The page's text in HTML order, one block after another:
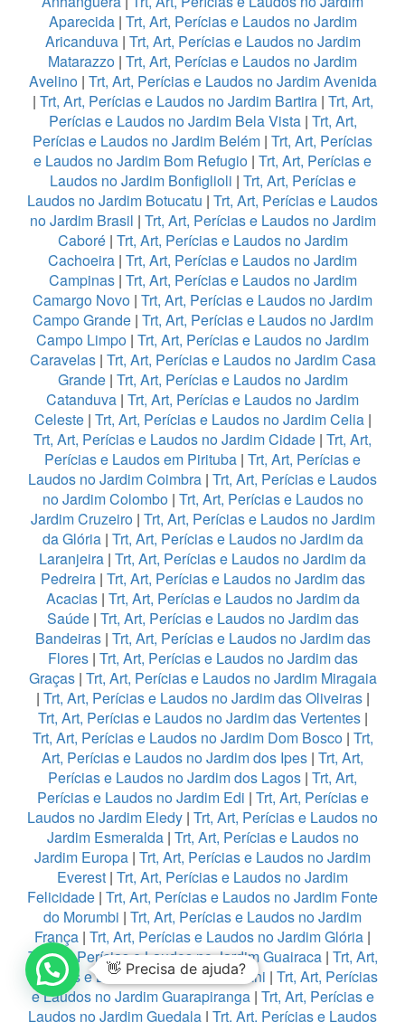
Aparecida| Trt, Art, Perícias e Laudos no Jardim
Aricanduva| Trt, Art, Perícias e Laudos no Jardim
Matarazzo | Trt, Art, Perícias e Laudos no Jardim
Avelino| Trt, Art, Perícias e Laudos no Jardim Avenida
| Trt, Art, Perícias e Laudos no Jardim Bartira| Trt, Art,
Perícias e Laudos no Jardim Bela Vista| Trt, Art,
Perícias e Laudos no Jardim Belém | Trt, Art, Perícias
e Laudos no Jardim Bom Refugio | Trt, Art, Perícias e
Laudos no Jardim Bonfiglioli | Trt, Art, Perícias e
Laudos no Jardim Botucatu | Trt, Art, Perícias e Laudos
no Jardim Brasil | Trt, Art, Perícias e Laudos no Jardim
Caboré| Trt, Art, Perícias e Laudos no Jardim
Cachoeira | Trt, Art, Perícias e Laudos no Jardim
Campinas| Trt, Art, Perícias e Laudos no Jardim
Camargo Novo | Trt, Art, Perícias e Laudos no Jardim
Campo Grande| Trt, Art, Perícias e Laudos no Jardim
Campo Limpo | Trt, Art, Perícias e Laudos no Jardim
Caravelas| Trt, Art, Perícias e Laudos no Jardim Casa
Grande| Trt, Art, Perícias e Laudos no Jardim
Catanduva | Trt, Art, Perícias e Laudos no Jardim
Celeste| Trt, Art, Perícias e Laudos no Jardim Celia|
Trt, Art, Perícias e Laudos no Jardim Cidade | Trt, Art,
Perícias e Laudos em Pirituba | Trt, Art, Perícias e
Laudos no Jardim Coimbra | Trt, Art, Perícias e Laudos
no Jardim Colombo| Trt, Art, Perícias e Laudos no
Jardim Cruzeiro| Trt, Art, Perícias e Laudos no Jardim
da Glória| Trt, Art, Perícias e Laudos no Jardim da
Laranjeira | Trt, Art, Perícias e Laudos no Jardim da
Pedreira| Trt, Art, Perícias e Laudos no Jardim das
Acacias| Trt, Art, Perícias e Laudos no Jardim da
Saúde| Trt, Art, Perícias e Laudos no Jardim das
Bandeiras| Trt, Art, Perícias e Laudos no Jardim das
Flores| Trt, Art, Perícias e Laudos no Jardim das
Graças| Trt, Art, Perícias e Laudos no Jardim Miragaia
| Trt, Art, Perícias e Laudos no Jardim das Oliveiras|
Trt, Art, Perícias e Laudos no Jardim das Vertentes|
Trt, Art, Perícias e Laudos no Jardim Dom Bosco| Trt,
Art, Perícias e Laudos no Jardim dos Ipes | Trt, Art,
Perícias e Laudos no Jardim dos Lagos | Trt, Art,
Perícias e Laudos no Jardim Edi | Trt, Art, Perícias e
Laudos no Jardim Eledy | Trt, Art, Perícias e Laudos no
Jardim Esmeralda| Trt, Art, Perícias e Laudos no
Jardim Europa | Trt, Art, Perícias e Laudos no Jardim
Everest | Trt, Art, Perícias e Laudos no Jardim
Felicidade | Trt, Art, Perícias e Laudos no Jardim Fonte
do Morumbi | Trt, Art, Perícias e Laudos no Jardim
França | Trt, Art, Perícias e Laudos no Jardim Glória |
Trt, Art, Perícias e Laudos no Jardim Guairaca| Trt, Art,
Perícias e Laudos no Jardim Guarani | Trt, Art, Perícias
e Laudos no Jardim Guarapiranga| Trt, Art, Perícias e
Laudos no Jardim Guedala | Trt, Art, Perícias e Laudos
👋 Precisa de ajuda?